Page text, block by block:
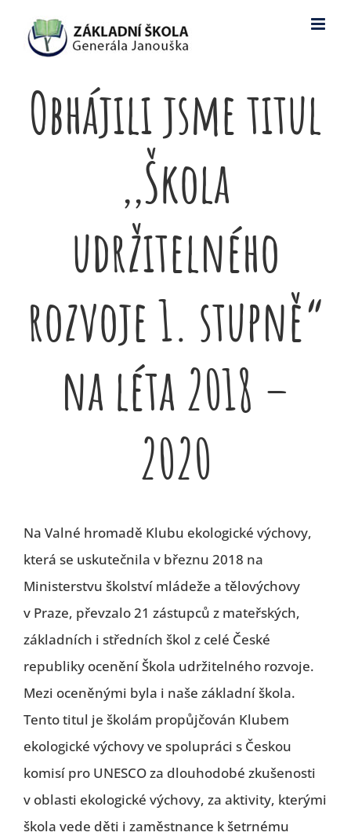
Obhájili jsme titul
,,Škola
udržitelného
rozvoje 1. stupně“
na léta 2018 –
2020
Na Valné hromadě Klubu ekologické výchovy,
která se uskutečnila v březnu 2018 na
Ministerstvu školství mládeže a tělovýchovy
v Praze, převzalo 21 zástupců z mateřských,
základních i středních škol z celé České
republiky ocenění Škola udržitelného rozvoje.
Mezi oceněnými byla i naše základní škola.
Tento titul je školám propůjčován Klubem
ekologické výchovy ve spolupráci s Českou
komisí pro UNESCO za dlouhodobé zkušenosti
v oblasti ekologické výchovy, za aktivity, kterými
škola vede děti i zaměstnance k šetrnému